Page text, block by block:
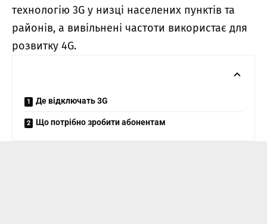
технологію 3G у низці населених пунктів та
районів, а вивільнені частоти використає для
розвитку 4G.
Де відключать 3G
Що потрібно зробити абонентам